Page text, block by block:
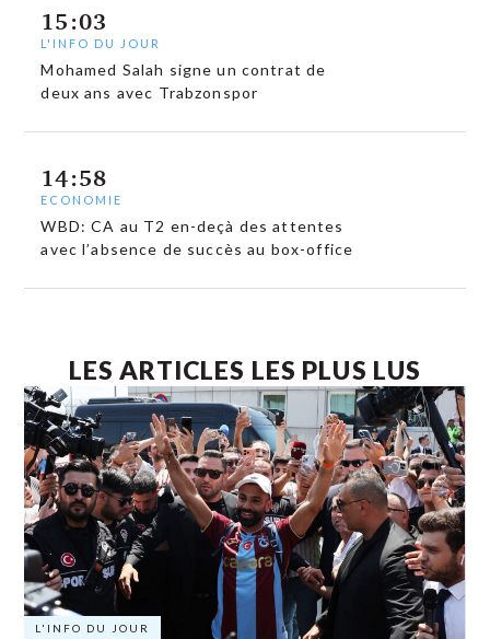
15:03
L'INFO DU JOUR
Mohamed Salah signe un contrat de
deux ans avec Trabzonspor
14:58
ECONOMIE
WBD: CA au T2 en-deçà des attentes
avec l’absence de succès au box-office
LES ARTICLES LES PLUS LUS
L'INFO DU JOUR